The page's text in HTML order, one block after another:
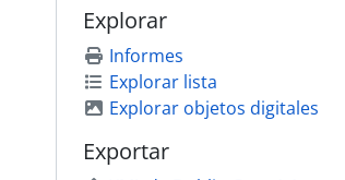
Santa Leopoldina., 1873 - 1888
Explorar
Informes
Explorar lista
Explorar objetos digitales
Exportar